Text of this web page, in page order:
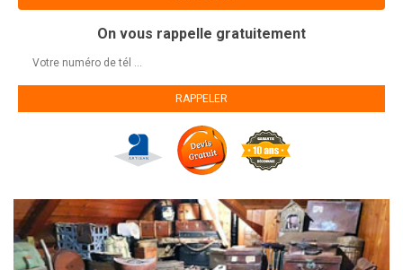
On vous rappelle gratuitement